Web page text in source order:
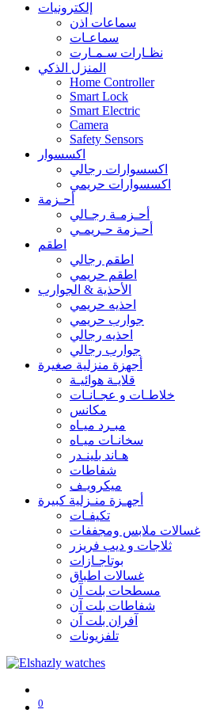
إلكترونيات
سماعات اذن
سماعـات
نظـارات سـمـارت
المنزل الذكي
Home Controller
Smart Lock
Smart Electric
Camera
Safety Sensors
اكسسوار
اكسسوارات رجالي
اكسسوارات حريمي
أحـزمة
أحـزمـة رجـالي
أحـزمة حـريمـي
اطقم
اطقم رجالي
اطقم حريمي
الأحذية & الجوارب
احذيه حريمي
جوارب حريمي
احذيه رجالي
جوارب رجالي
أجهزة منزلية صغيرة
قلايـة هوائيـة
خلاطـات و عجـانـات
مكانس
مبـرد ميـاه
سخانـات ميـاه
هـاند بلينـدر
شفاطات
ميكرويـف
أجهـزة منـزلية كبيرة
تكيفـات
غسالات ملابس ومجففات
ثلاجات و ديب فريزر
بوتاجـازات
غسالات اطباق
مسطحات بلت آن
شفاطات بلت آن
آفران بلت آن
تلفزيونات
0